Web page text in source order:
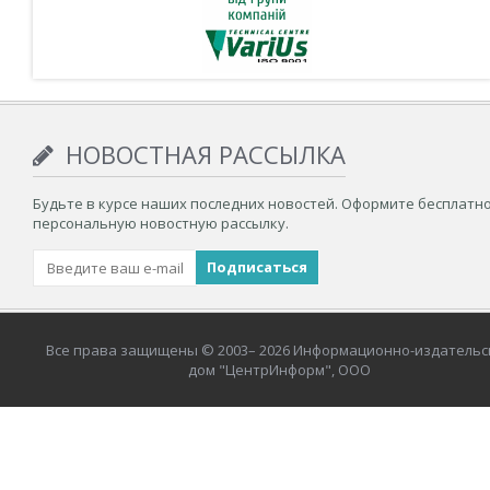
НОВОСТНАЯ РАССЫЛКА
Будьте в курсе наших последних новостей. Оформите
персональную новостную рассылку.
Все права защищены © 2003– 2026 Информационно-
дом "ЦентрИнформ", ООО